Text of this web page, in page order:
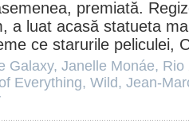
premiată.
, a luat acasă statueta
ce starurile peliculei,
Galaxy, Janelle Monáe, Rio
Everything, Wild, Jean-